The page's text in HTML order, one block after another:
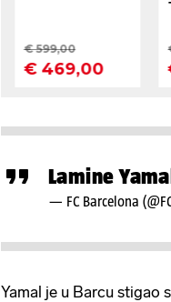
Lamine
— FC Barcelona
Yamal je u Barcu stigao